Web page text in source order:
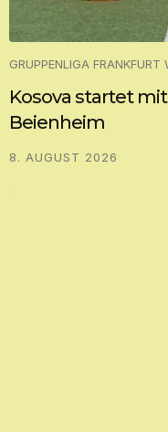
GRUPPENLIGA FRANKFURT
Kosova startet
Beienheim
8. AUGUST 2026